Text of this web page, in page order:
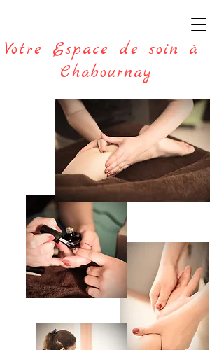
Votre Espace de soin à
Chabournay